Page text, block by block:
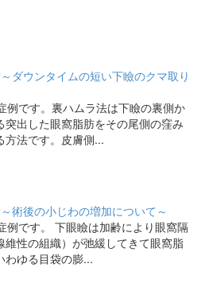
ダウンタイムの短い下瞼のクマ取り
例です。裏ハムラ法は下瞼の裏側か
突出した眼窩脂肪をその尾側の窪み
方法です。皮膚側...
術後の小じわの増加について～
例です。 下眼瞼は加齢により眼窩隔
維性の組織）が弛緩してきて眼窩脂
わゆる目袋の膨...